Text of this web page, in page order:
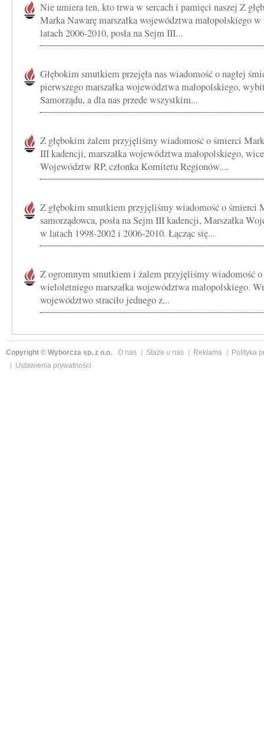
Nie umiera ten, kto trwa w sercach i pamięci naszej Z
Marka Nawarę marszałka województwa małopolskiego
latach 2006-2010, posła na Sejm III...
Głębokim smutkiem przejęła nas wiadomość o nagłej
pierwszego marszałka województwa małopolskiego,
Samorządu, a dla nas przede wszystkim...
Z głębokim żalem przyjęliśmy wiadomość o śmierci
III kadencji, marszałka województwa małopolskiego,
Województw RP, członka Komitetu Regionów....
Z głębokim smutkiem przyjęliśmy wiadomość o śmierci
samorządowca, posła na Sejm III kadencji, Marszałka
w latach 1998-2002 i 2006-2010. Łącząc się...
Z ogromnym smutkiem i żalem przyjęliśmy wiadomość
wieloletniego marszałka województwa małopolskiego.
województwo straciło jednego z...
Copyright © Wyborcza sp. z o.o. O nas Staże u nas Reklama
Polityka
Ustawienia prywatności